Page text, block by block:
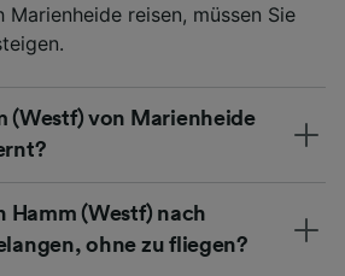
Marienheide reisen, müssen Sie
(Westf) von Marienheide
Hamm (Westf) nach
ohne zu fliegen?